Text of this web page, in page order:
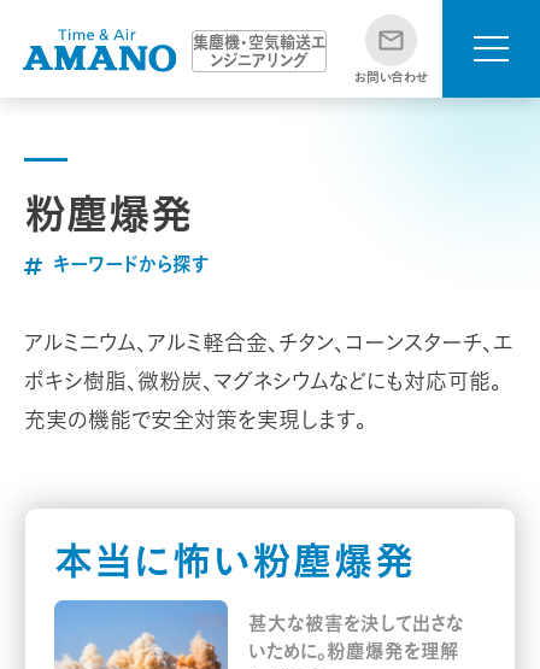
集塵機・空気輸送エ
ンジニアリング
お問い合わせ
粉塵爆発
キーワードから探す
アルミニウム、アルミ軽合金、チタン、コーンスターチ、エ
ポキシ樹脂、微粉炭、マグネシウムなどにも対応可能。
充実の機能で安全対策を実現します。
本当に怖い粉塵爆発
甚大な被害を決して出さな
いために。粉塵爆発を理解